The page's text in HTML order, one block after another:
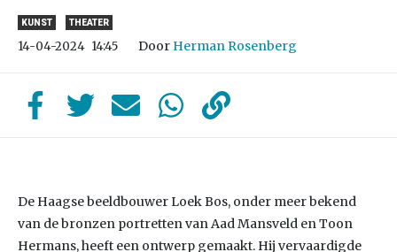
KUNST THEATER
14-04-2024 14:45 Door Herman Rosenberg
De Haagse beeldbouwer Loek Bos, onder meer bekend
van de bronzen portretten van Aad Mansveld en Toon
Hermans, heeft een ontwerp gemaakt. Hij vervaardigde